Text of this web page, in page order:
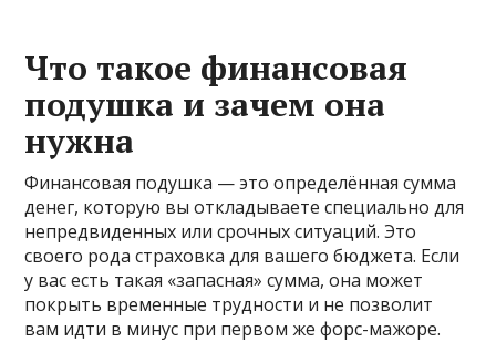
Что такое финансовая
подушка и зачем она
нужна
Финансовая подушка — это определённая сумма
денег, которую вы откладываете специально для
непредвиденных или срочных ситуаций. Это
своего рода страховка для вашего бюджета. Если
у вас есть такая «запасная» сумма, она может
покрыть временные трудности и не позволит
вам идти в минус при первом же форс-мажоре.